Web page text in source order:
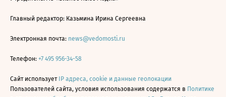
Главный редактор: Казьмина Ирина Сергеевна
Электронная почта: news@vedomosti.ru
Телефон: +7 495 956-34-58
Сайт использует IP адреса, cookie и данные геолокации
Пользователей сайта, условия использования содержатся в Политике